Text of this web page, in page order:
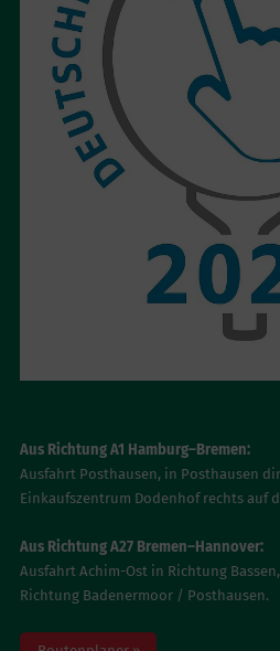
Aus Richtung A1 Hamburg–Bremen:
Ausfahrt Posthausen, in Posthausen
Einkaufszentrum Dodenhof rechts auf
Aus Richtung A27 Bremen–Hannover:
Ausfahrt Achim-Ost in Richtung
Richtung Badenermoor / Posthausen.